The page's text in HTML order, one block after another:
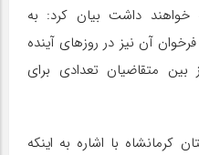
خواهند داشت بیان کرد: به
آن نیز در روزهای آینده
متقاضیان تعدادی برای
کرمانشاه با اشاره به اینکه